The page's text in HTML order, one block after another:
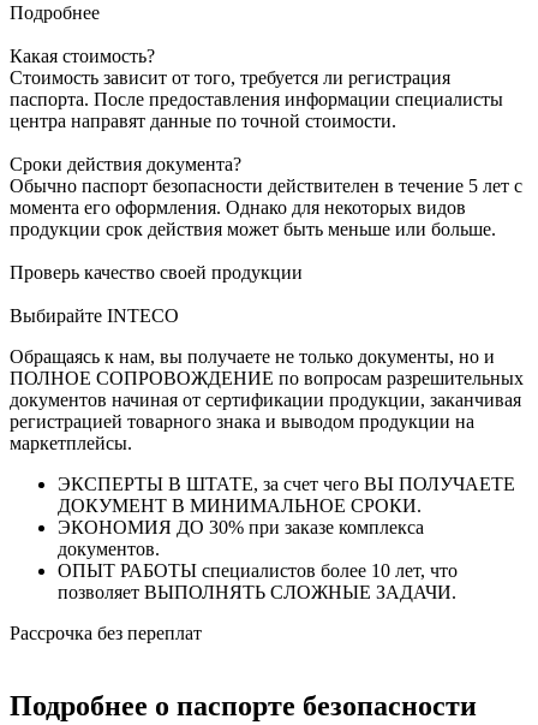
Подробнее
Какая стоимость?
Стоимость зависит от того, требуется ли регистрация
паспорта. После предоставления информации специалисты
центра направят данные по точной стоимости.
Сроки действия документа?
Обычно паспорт безопасности действителен в течение 5 лет с
момента его оформления. Однако для некоторых видов
продукции срок действия может быть меньше или больше.
Проверь качество своей продукции
Выбирайте INTECO
Обращаясь к нам, вы получаете не только документы, но и
ПОЛНОЕ СОПРОВОЖДЕНИЕ по вопросам разрешительных
документов начиная от сертификации продукции, заканчивая
регистрацией товарного знака и выводом продукции на
маркетплейсы.
ЭКСПЕРТЫ В ШТАТЕ, за счет чего ВЫ ПОЛУЧАЕТЕ
ДОКУМЕНТ В МИНИМАЛЬНОЕ СРОКИ.
ЭКОНОМИЯ ДО 30% при заказе комплекса
документов.
ОПЫТ РАБОТЫ специалистов более 10 лет, что
позволяет ВЫПОЛНЯТЬ СЛОЖНЫЕ ЗАДАЧИ.
Рассрочка без переплат
Подробнее о паспорте безопасности